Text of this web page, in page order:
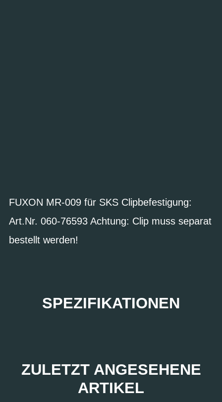
FUXON MR-009 für SKS Clipbefestigung:
Art.Nr. 060-76593 Achtung: Clip muss separat
bestellt werden!
SPEZIFIKATIONEN
ZULETZT ANGESEHENE
ARTIKEL